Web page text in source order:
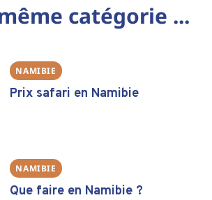
catégorie ...
NAMIBIE
Prix safari en Namibie
NAMIBIE
Que faire en Namibie ?